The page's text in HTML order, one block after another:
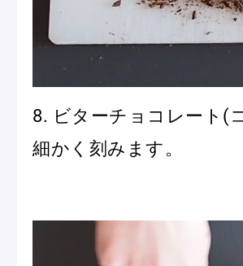
8. ビターチョコレート(
細かく刻みます。